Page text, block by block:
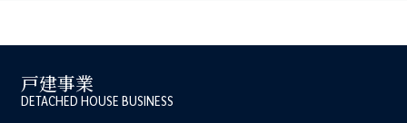
戸建事業
DETACHED HOUSE BUSINESS